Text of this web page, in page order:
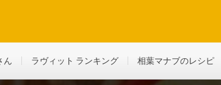
ん ラヴィット ランキング 相葉マナブのレシピ